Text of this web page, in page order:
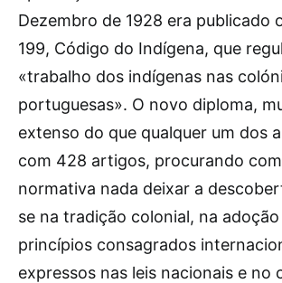
Dezembro de 1928 era publicado
199, Código do Indígena, que
«trabalho dos indígenas nas
portuguesas». O novo diploma,
extenso do que qualquer um dos
com 428 artigos, procurando
normativa nada deixar a
se na tradição colonial, na
princípios consagrados
expressos nas leis nacionais e no